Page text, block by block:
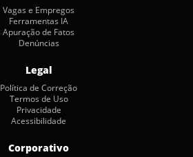
Vagas e Empregos
Ferramentas IA
Apuração de Fatos
Denúncias
Legal
Política de Correção
Termos de Uso
Privacidade
Acessibilidade
Corporativo